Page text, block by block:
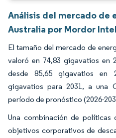
Análisis del mercado de
Australia por Mordor
El tamaño del mercado de
valoró en 74,83 gigavatios en
desde 85,65 gigavatios en
gigavatios para 2031, a una
período de pronóstico (2026-
Una combinación de políticas
objetivos corporativos de